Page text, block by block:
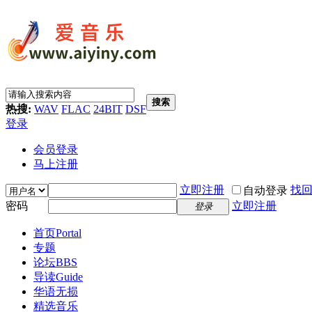
热搜: WAV FLAC 24BIT DSF
搜索
登录
会员登录
马上注册
立即注册 自动登录 找
密码
登录 立即注册
首页Portal
专题
论坛BBS
导读Guide
华语无损
精选音乐